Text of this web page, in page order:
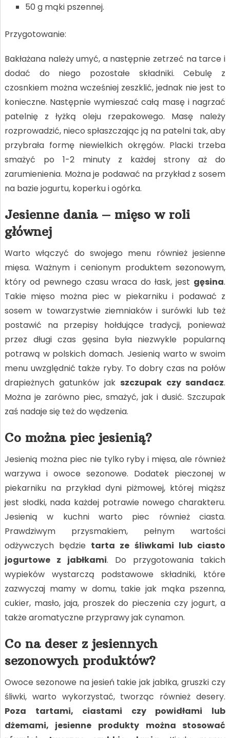
50 g mąki pszennej.
Przygotowanie:
Bakłażana należy umyć, a następnie zetrzeć na tarce i
dodać do niego pozostałe składniki. Cebulę z
czosnkiem można wcześniej zeszklić, jednak nie jest to
konieczne. Następnie wymieszać całą masę i nagrzać
patelnię z łyżką oleju rzepakowego. Masę należy
rozprowadzić, nieco spłaszczając ją na patelni tak, aby
przybrała formę niewielkich okręgów. Placki trzeba
smażyć po 1-2 minuty z każdej strony aż do
zarumienienia. Można je podawać na przykład z sosem
na bazie jogurtu, koperku i ogórka.
Jesienne dania – mięso w roli
głównej
Warto włączyć do swojego menu również jesienne
mięsa. Ważnym i cenionym produktem sezonowym,
który od pewnego czasu wraca do łask, jest gęsina.
Takie mięso można piec w piekarniku i podawać z
sosem w towarzystwie ziemniaków i surówki lub też
postawić na przepisy hołdujące tradycji, ponieważ
przez długi czas gęsina była niezwykle popularną
potrawą w polskich domach. Jesienią warto w swoim
menu uwzględnić także ryby. To dobry czas na połów
drapieżnych gatunków jak szczupak czy sandacz.
Można je zarówno piec, smażyć, jak i dusić. Szczupak
zaś nadaje się też do wędzenia.
Co można piec jesienią?
Jesienią można piec nie tylko ryby i mięsa, ale również
warzywa i owoce sezonowe. Dodatek pieczonej w
piekarniku na przykład dyni piżmowej, której miąższ
jest słodki, nada każdej potrawie nowego charakteru.
Jesienią w kuchni warto piec również ciasta.
Prawdziwym przysmakiem, pełnym wartości
odżywczych będzie tarta ze śliwkami lub ciasto
jogurtowe z jabłkami. Do przygotowania takich
wypieków wystarczą podstawowe składniki, które
zazwyczaj mamy w domu, takie jak mąka pszenna,
cukier, masło, jaja, proszek do pieczenia czy jogurt, a
także aromatyczne przyprawy jak cynamon.
Co na deser z jesiennych
sezonowych produktów?
Owoce sezonowe na jesień takie jak jabłka, gruszki czy
śliwki, warto wykorzystać, tworząc również desery.
Poza tartami, ciastami czy powidłami lub
dżemami, jesienne produkty można stosować